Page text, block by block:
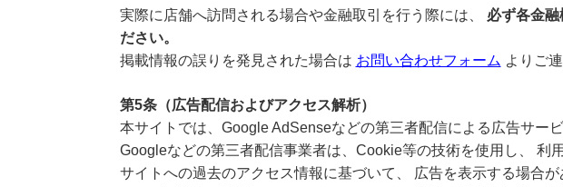
実際に店舗へ訪問される場合や金融取引を行う際には、 必ず各金融
ださい。
掲載情報の誤りを発見された場合は お問い合わせフォーム よりご
第5条（広告配信およびアクセス解析）
本サイトでは、Google AdSenseなどの第三者配信による広告サー
Googleなどの第三者配信事業者は、Cookie等の技術を使用し、 利
サイトへの過去のアクセス情報に基づいて、 広告を表示する場合